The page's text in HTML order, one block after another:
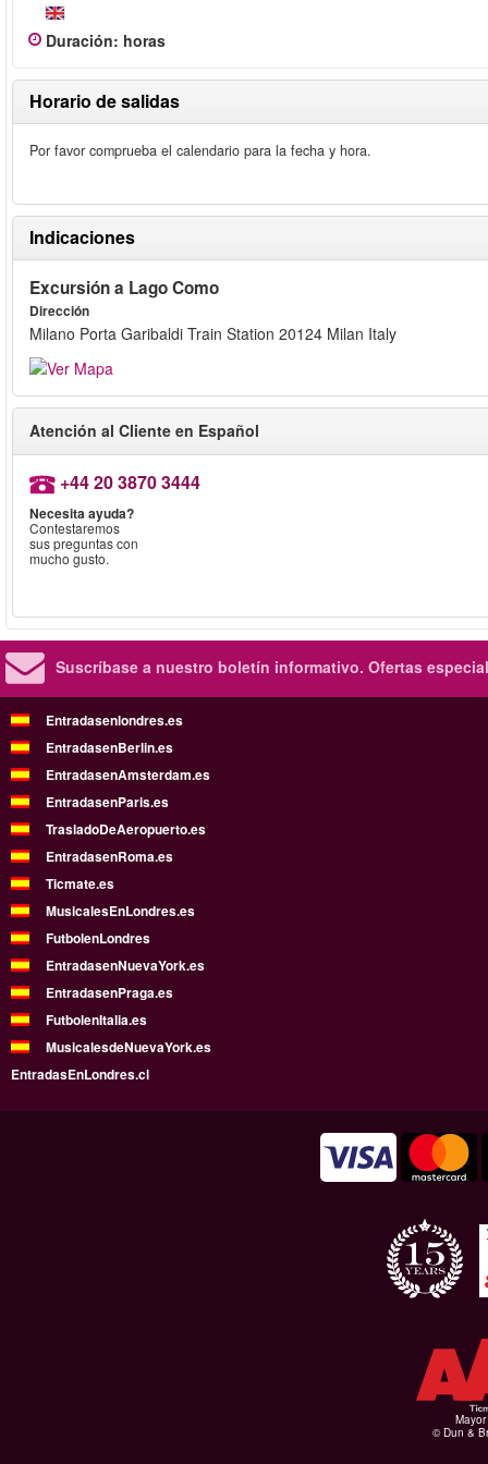
Duración: horas
Horario de salidas
Por favor comprueba el calendario para la fecha y hora.
Indicaciones
Excursión a Lago Como
Dirección
Milano Porta Garibaldi Train Station 20124 Milan Italy
Atención al Cliente en Español
+44 20 3870 3444
Necesita ayuda?
Contestaremos
sus preguntas con
mucho gusto.
Suscríbase a nuestro boletín informativo. Ofertas
Entradasenlondres.es
EntradasenBerlin.es
EntradasenAmsterdam.es
EntradasenParis.es
TrasladoDeAeropuerto.es
EntradasenRoma.es
Ticmate.es
MusicalesEnLondres.es
FutbolenLondres
EntradasenNuevaYork.es
EntradasenPraga.es
FutbolenItalia.es
MusicalesdeNuevaYork.es
EntradasEnLondres.cl
© Dun &